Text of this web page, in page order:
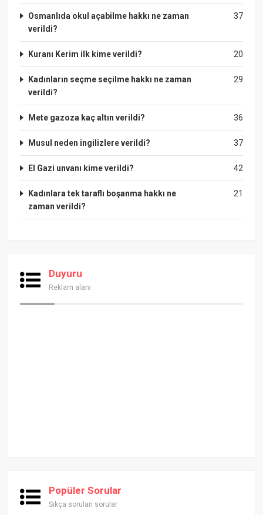
37
Osmanlıda okul açabilme hakkı ne zaman
verildi?
20
Kuranı Kerim ilk kime verildi?
29
Kadınların seçme seçilme hakkı ne zaman
verildi?
36
Mete gazoza kaç altın verildi?
37
Musul neden ingilizlere verildi?
42
El Gazi unvanı kime verildi?
21
Kadınlara tek taraflı boşanma hakkı ne
zaman verildi?
Duyuru
Reklam alanı
Popüler Sorular
Sıkça sorulan sorular